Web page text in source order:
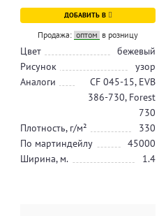
ДОБАВИТЬ В
Продажа: оптом в розницу
Цвет
бежевый
Рисунок
узор
Аналоги
CF 045-15, EVB
386-730, Forest
730
Плотность, г/м²
330
По мартиндейлу
45000
Ширина, м.
1.4